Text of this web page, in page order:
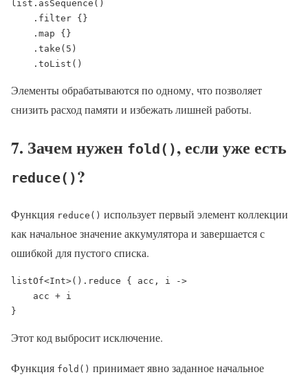
list.asSequence()
    .toList()
Элементы обрабатываются по одному, что позволяет
снизить расход памяти и избежать лишней работы.
7. Зачем нужен fold(), если уже есть
reduce()?
Функция reduce() использует первый элемент коллекции
как начальное значение аккумулятора и завершается с
ошибкой для пустого списка.
listOf<Int>().reduce { acc, i ->
}
Этот код выбросит исключение.
Функция fold() принимает явно заданное начальное